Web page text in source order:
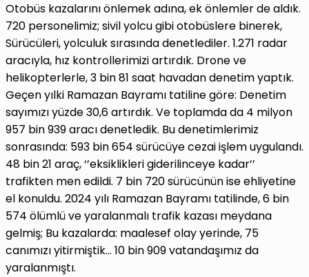
Otobüs kazalarını önlemek adına, ek önlemler de aldık.
720 personelimiz; sivil yolcu gibi otobüslere binerek,
Sürücüleri, yolculuk sırasında denetlediler. 1.271 radar
aracıyla, hız kontrollerimizi artırdık. Drone ve
helikopterlerle, 3 bin 81 saat havadan denetim yaptık.
Geçen yılki Ramazan Bayramı tatiline göre: Denetim
sayımızı yüzde 30,6 artırdık. Ve toplamda da 4 milyon
957 bin 939 aracı denetledik. Bu denetimlerimiz
sonrasında: 593 bin 654 sürücüye cezai işlem uygulandı.
48 bin 21 araç, ‘’eksiklikleri giderilinceye kadar’’
trafikten men edildi. 7 bin 720 sürücünün ise ehliyetine
el konuldu. 2024 yılı Ramazan Bayramı tatilinde, 6 bin
574 ölümlü ve yaralanmalı trafik kazası meydana
gelmiş; Bu kazalarda: maalesef olay yerinde, 75
canımızı yitirmiştik… 10 bin 909 vatandaşımız da
yaralanmıştı.